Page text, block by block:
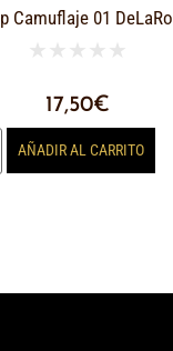
Camuflaje 01 DeLaRo
★ ★ ★ ★ ★
17,50€
AÑADIR AL CARRITO